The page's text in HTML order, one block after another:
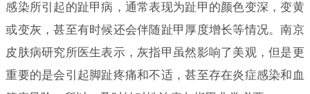
感染所引起的趾甲病，通常表现为趾甲的颜色变深，变黄
或变灰，甚至有时候还会伴随趾甲厚度增长等情况。南京
皮肤病研究所医生表示，灰指甲虽然影响了美观，但是更
重要的是会引起脚趾疼痛和不适，甚至存在炎症感染和血